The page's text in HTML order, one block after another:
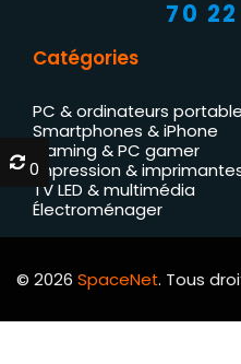
70
Catégories
PC & ordinateurs
Smartphones & iPhone
Gaming & PC gamer
Impression &
TV LED & multimédia
Électroménager
© 2026 SpaceNet. Tous
0
0